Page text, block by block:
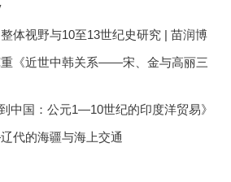
体视野与10至13世纪史研究 | 苗润博
《近世中韩关系——宋、金与高丽三
中国：公元1—10世纪的印度洋贸易》
代的海疆与海上交通